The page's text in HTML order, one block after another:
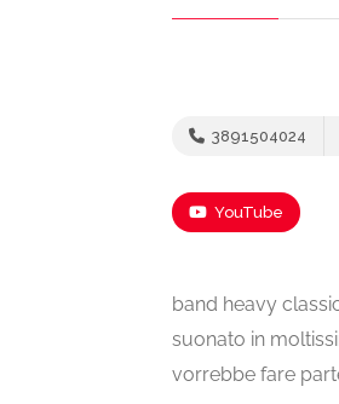
3891504024
YouTube
band heavy
suonato in
vorrebbe fare